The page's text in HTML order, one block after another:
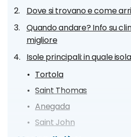
Dove si trovano e come
Quando andare? Info su
migliore
Isole principali: in quale
Tortola
Saint Thomas
Anegada
Saint John